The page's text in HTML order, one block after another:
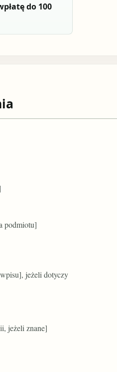
do 100
podmiotu]
jeżeli dotyczy
jeżeli znane]